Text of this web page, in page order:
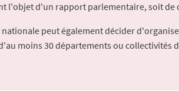
l'objet d'un rapport parlementaire, soit de
peut également décider
moins 30 départements ou collectivités